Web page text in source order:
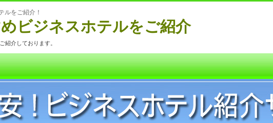
ルをご紹介！
ビジネスホテルをご紹介
紹介しております。